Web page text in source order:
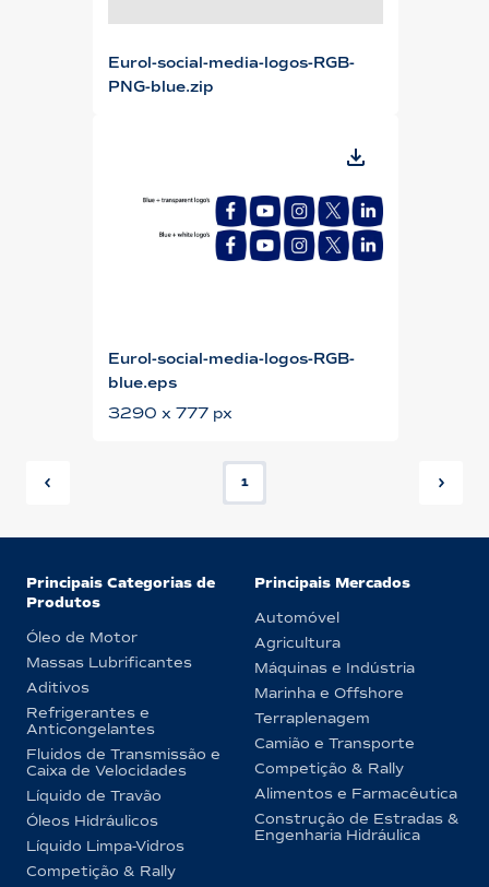
Eurol-social-media-logos-RGB-
PNG-blue.zip
Eurol-social-media-logos-RGB-
blue.eps
3290 x 777 px
1
Principais Categorias de
Produtos
Óleo de Motor
Massas Lubrificantes
Aditivos
Refrigerantes e
Anticongelantes
Fluidos de Transmissão e
Caixa de Velocidades
Líquido de Travão
Óleos Hidráulicos
Líquido Limpa-Vidros
Competição & Rally
Principais Mercados
Automóvel
Agricultura
Máquinas e Indústria
Marinha e Offshore
Terraplenagem
Camião e Transporte
Competição & Rally
Alimentos e Farmacêutica
Construção de Estradas &
Engenharia Hidráulica